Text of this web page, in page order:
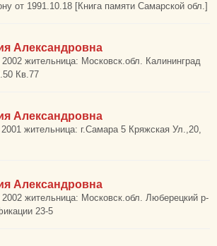
от 1991.10.18 [Книга памяти Самарской обл.]
Александровна
жительница: Московск.обл. Калининград
Кв.77
Александровна
жительница: г.Самара 5 Кряжская Ул.,20,
Александровна
2002 жительница: Московск.обл. Люберецкий р-
23-5